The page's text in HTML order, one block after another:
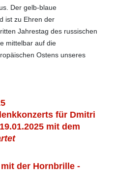
Der gelb-blaue
ist zu Ehren der
Jahrestag des russischen
mittelbar auf die
Ostens unseres
für Dmitri
mit dem
der Hornbrille -